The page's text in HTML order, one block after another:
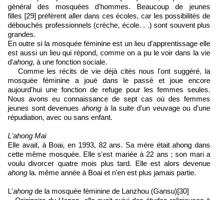
général des mosquées d'hommes. Beaucoup de jeunes
filles [29] préfèrent aller dans ces écoles, car les possibilités de
débouchés professionnels (crèche, école. . .) sont souvent plus
grandes.
En outre si la mosquée féminine est un lieu d'apprentissage elle
est aussi un lieu qui répond, comme on a pu le voir dans la vie
d'ahong, à une fonction sociale.
Comme les récits de vie déjà cités nous l'ont suggéré, la
mosquée féminine a joué dans le passé et joue encore
aujourd'hui une fonction de refuge pour les femmes seules.
Nous avons eu connaissance de sept cas où des femmes
jeunes sont devenuesahong à la suite d'un veuvage ou d'une
répudiation, avec ou sans enfant.
L'ahong Mai
Elle avait, à Boai, en 1993, 82 ans. Sa mère était ahong dans
cette même mosquée. Elle s'est mariée à 22 ans ; son mari a
voulu divorcer quatre mois plus tard. Elle est alors devenue
ahong la. même année à Boai et n'en est plus jamais partie.
L'ahong de la mosquée féminine de Lanzhou (Gansu)[30]